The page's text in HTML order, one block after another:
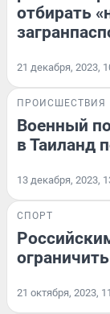
отбирать
21 декабря, 2023,
ПРОИСШЕСТВИЯ
Военный
в Таиланд
13 декабря, 2023,
СПОРТ
21 октября, 2023,